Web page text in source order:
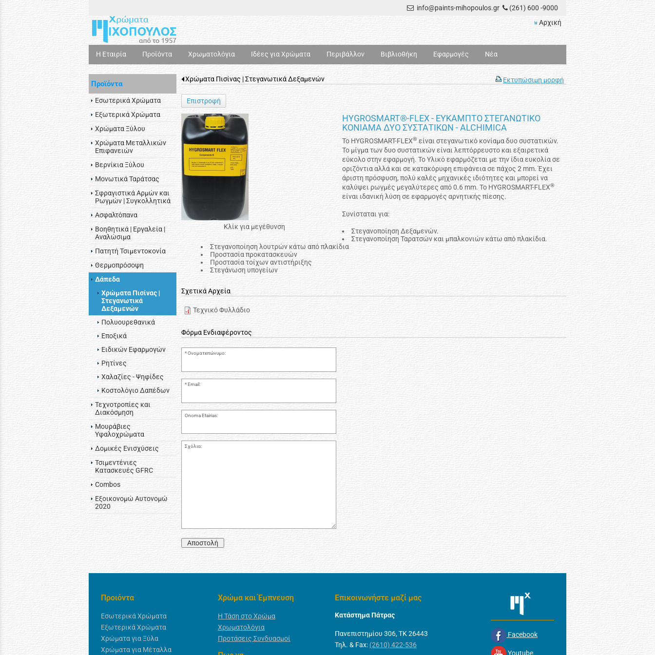
info@paints-mihopoulos.gr
(261) 600 -9000
Αρχική
Η Εταιρία Προϊόντα Χρωματολόγια Ιδέες για Χρώματα Περιβάλλον Βιβλιοθήκη Εφαρμογές Νέα
Προϊόντα
Εσωτερικά Χρώματα
Εξωτερικά Χρώματα
Χρώματα Ξύλου
Χρώματα Μεταλλικών
Επιφανειών
Βερνίκια Ξύλου
Μονωτικά Ταράτσας
Σφραγιστικά Αρμών και
Ρωγμών | Συγκολλητικά
Ασφαλτόπανα
Βοηθητικά | Εργαλεία |
Αναλώσιμα
Πατητή Τσιμεντοκονία
Θερμοπρόσοψη
Δάπεδα
Χρώματα Πισίνας |
Στεγανωτικά
Δεξαμενών
Πολυουρεθανικά
Εποξικά
Ειδικών Εφαρμογών
Ρητίνες
Χαλαζίες - Ψηφίδες
Κοστολόγιο Δαπέδων
Τεχνοτροπίες και
Διακόσμηση
Μουράβιες
Υφαλοχρώματα
Δομικές Ενισχύσεις
Τσιμεντένιες
Κατασκευές GFRC
Combos
Εξοικονομώ Αυτονομώ
2020
Εκτυπώσιμη μορφή
Χρώματα Πισίνας | Στεγανωτικά Δεξαμενών
Επιστροφή
Κλίκ για μεγέθυνση
HYGROSMART®-FLEX - ΕΥΚΑΜΠΤΟ ΣΤΕΓΑΝΩΤΙΚΟ
ΚΟΝΙΑΜΑ ΔΥΟ ΣΥΣΤΑΤΙΚΩΝ - ALCHIMICA
Το HYGROSMART-FLEX® είναι στεγανωτικό κονίαμα δυο συστατικών.
Το μίγμα των δυο συστατικών είναι λεπτόρρευστο και εξαιρετικά
εύκολο στην εφαρμογή. Το Υλικό εφαρμόζεται με την ίδια ευκολία σε
οριζόντια αλλά και σε κατακόρυφη επιφάνεια σε πάχος 2 mm. Έχει
άριστη πρόσφυση, πολύ καλές μηχανικές ιδιότητες και μπορεί να
καλύψει ρωγμές μεγαλύτερες από 0.6 mm. Το HYGROSMART-FLEX®
είναι ιδανική λύση σε εφαρμογές αρνητικής πίεσης.
Συνίσταται για:
Στεγανοποίηση Δεξαμενών.
Στεγανοποίηση Ταρατσών και μπαλκονιών κάτω από πλακίδια.
Στεγανοποίηση λουτρών κάτω από πλακίδια
Προστασία προκατασκευών
Προστασία τοίχων αντιστήριξης
Στεγάνωση υπογείων
Σχετικά Αρχεία
Τεχνικό Φυλλάδιο
Φόρμα Ενδιαφέροντος
Ονοματεπώνυμο:
Email:
Onoma Etairias:
Σχόλια:
Αποστολή
Προιόντα
Εσωτερικά Χρώματα
Εξωτερικά Χρώματα
Χρώματα για Ξύλα
Χρώματα για Μέταλλα
Χρώμα και Έμπνευση
Η Τάση στο Χρώμα
Χρωματολόγια
Προτάσεις Συνδυασμοί
Επικοινωνήστε μαζί μας
Κατάστημα Πάτρας
Πανεπιστημίου 306, ΤΚ 26443
Τηλ. & Fax: (2610) 422-536
Facebook
Youtube